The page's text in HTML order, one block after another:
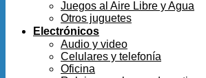
Juegos al Aire Libre y Agua
Otros juguetes
Electrónicos
Audio y video
Celulares y telefonía
Oficina